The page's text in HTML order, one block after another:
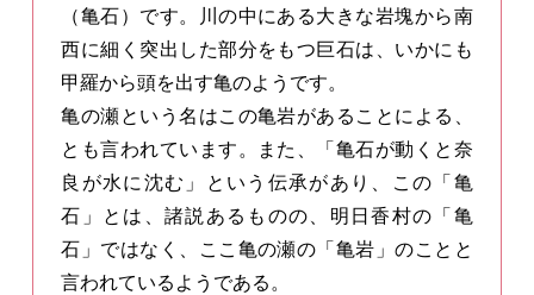
（亀石）です。川の中にある大きな岩塊から南
西に細く突出した部分をもつ巨石は、いかにも
甲羅から頭を出す亀のようです。
亀の瀬という名はこの亀岩があることによる、
とも言われています。また、「亀石が動くと奈
良が水に沈む」という伝承があり、この「亀
石」とは、諸説あるものの、明日香村の「亀
石」ではなく、ここ亀の瀬の「亀岩」のことと
言われているようである。